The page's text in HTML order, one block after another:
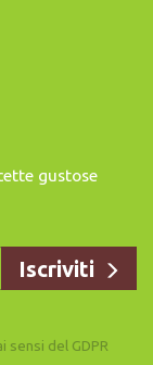
gustose
sensi del GDPR